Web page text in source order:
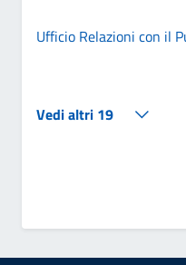
Ufficio Relazioni con il
Vedi altri 19